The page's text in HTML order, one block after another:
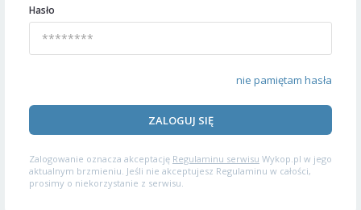
Hasło
nie pamiętam hasła
ZALOGUJ SIĘ
Zalogowanie oznacza akceptację Regulaminu serwisu Wykop.pl w jego
aktualnym brzmieniu. Jeśli nie akceptujesz Regulaminu w całości,
prosimy o niekorzystanie z serwisu.